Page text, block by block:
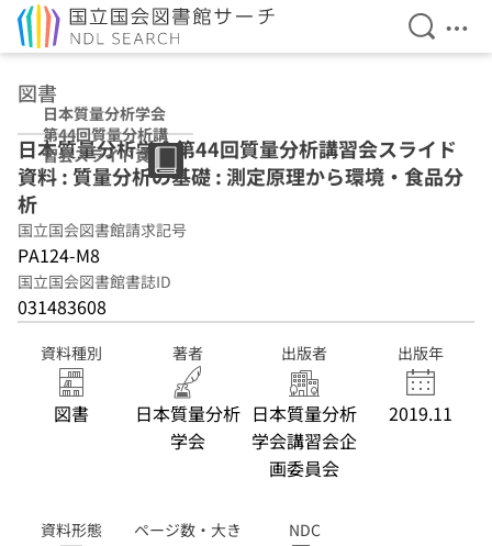
検索を
メ
図書
日本質量分析学会
第44回質量分析講
習会スライド資料
: 質量分析の基礎 :
日本質量分析学会第44回質量分析講習会スライド
資料 : 質量分析の基礎 : 測定原理から環境・食品分
析
国立国会図書館請求記号
PA124-M8
国立国会図書館書誌ID
031483608
資料種別
図書
著者
日本質量分析
学会
出版者
日本質量分析
学会講習会企
画委員会
出版年
2019.11
資料形態
ページ数・大き
NDC